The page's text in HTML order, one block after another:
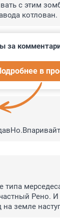
с этим
котлован.
отличная
за
в
типа
Рено.
земле